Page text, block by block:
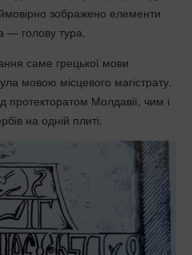
зображено елементи
— голову тура.
саме грецької мови
мовою місцевого магістрату.
протекторатом Молдавії, чим і
на одній плиті.